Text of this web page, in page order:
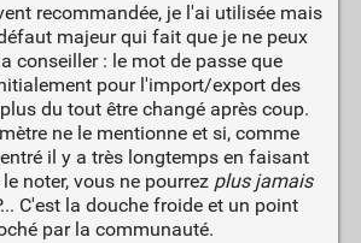
recommandée, je l'ai utilisée mais
majeur qui fait que je ne peux
conseiller : le mot de passe que
pour l'import/export des
du tout être changé après coup.
ne le mentionne et si, comme
il y a très longtemps en faisant
noter, vous ne pourrez plus jamais
C'est la douche froide et un point
par la communauté.